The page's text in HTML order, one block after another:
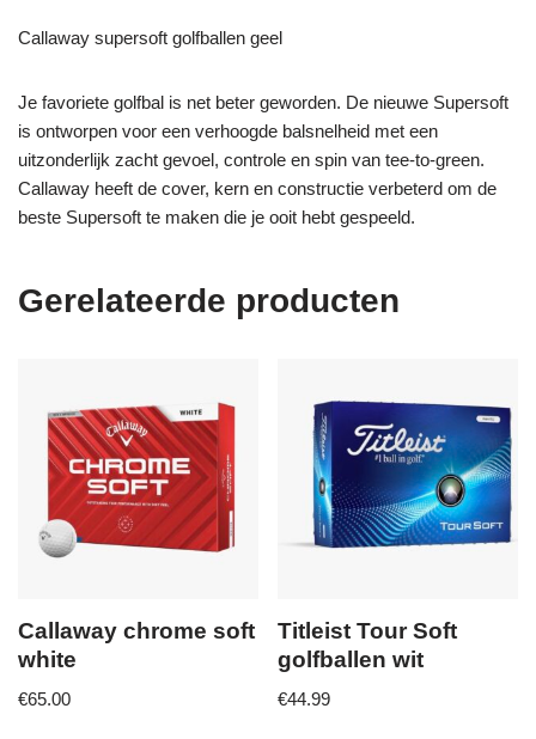
Callaway supersoft golfballen geel
Je favoriete golfbal is net beter geworden. De nieuwe Supersoft
is ontworpen voor een verhoogde balsnelheid met een
uitzonderlijk zacht gevoel, controle en spin van tee-to-green.
Callaway heeft de cover, kern en constructie verbeterd om de
beste Supersoft te maken die je ooit hebt gespeeld.
Gerelateerde producten
Callaway chrome soft
white
€65.00
Titleist Tour Soft
golfballen wit
€44.99